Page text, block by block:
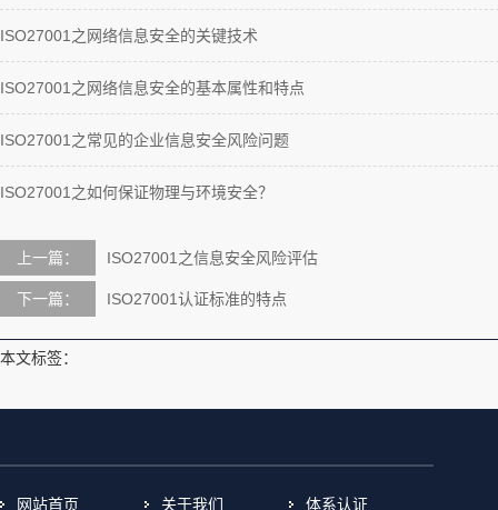
ISO27001之网络信息安全的关键技术
ISO27001之网络信息安全的基本属性和特点
ISO27001之常见的企业信息安全风险问题
ISO27001之如何保证物理与环境安全？
上一篇： ISO27001之信息安全风险评估
下一篇： ISO27001认证标准的特点
本文标签：
网站首页 关于我们 体系认证